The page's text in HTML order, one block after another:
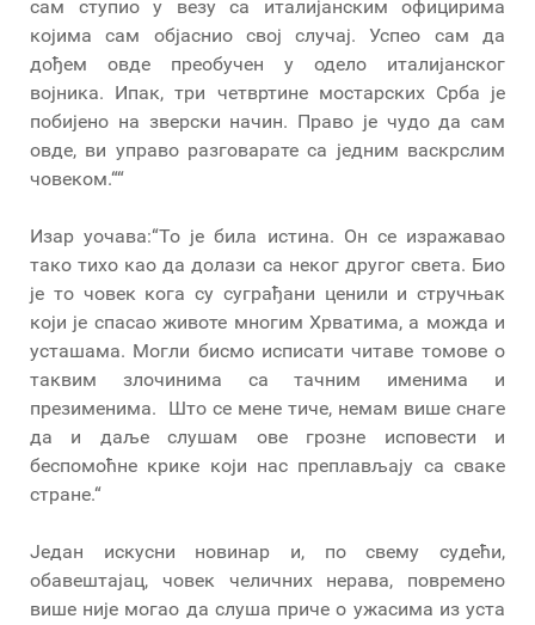
сам ступио у везу са италијанским официрима
којима сам објаснио свој случај. Успео сам да
дођем овде преобучен у одело италијанског
војника. Ипак, три четвртине мостарских Срба је
побијено на зверски начин. Право је чудо да сам
овде, ви управо разговарате са једним васкрслим
човеком.““
Изар уочава:“То је била истина. Он се изражавао
тако тихо као да долази са неког другог света. Био
је то човек кога су суграђани ценили и стручњак
који је спасао животе многим Хрватима, а можда и
усташама. Могли бисмо исписати читаве томове о
таквим злочинима са тачним именима и
презименима. Што се мене тиче, немам више снаге
да и даље слушам ове грозне исповести и
беспомоћне крике који нас преплављају са сваке
стране.“
Један искусни новинар и, по свему судећи,
обавештајац, човек челичних нерава, повремено
више није могао да слуша приче о ужасима из уста